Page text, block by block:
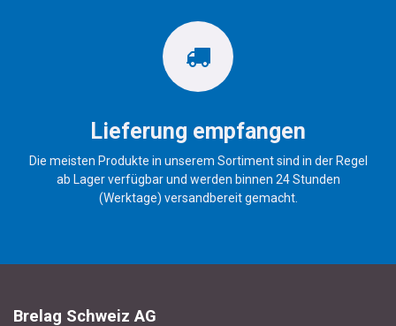
Lieferung empfangen
Die meisten Produkte in unserem Sortiment sind in der Regel
ab Lager verfügbar und werden binnen 24 Stunden
(Werktage) versandbereit gemacht.
Brelag Schweiz AG